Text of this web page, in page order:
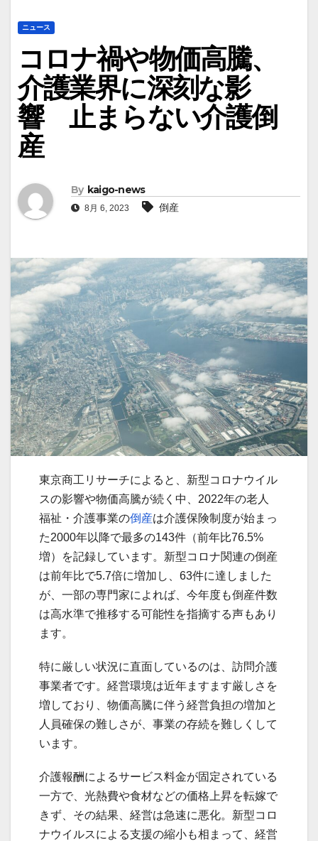
ニュース
コロナ禍や物価高騰、
介護業界に深刻な影
響 止まらない介護倒
産
By kaigo-news
8月 6, 2023 倒産
東京商工リサーチによると、新型コロナウイル
スの影響や物価高騰が続く中、2022年の老人
福祉・介護事業の倒産は介護保険制度が始まっ
た2000年以降で最多の143件（前年比76.5%
増）を記録しています。新型コロナ関連の倒産
は前年比で5.7倍に増加し、63件に達しました
が、一部の専門家によれば、今年度も倒産件数
は高水準で推移する可能性を指摘する声もあり
ます。
特に厳しい状況に直面しているのは、訪問介護
事業者です。経営環境は近年ますます厳しさを
増しており、物価高騰に伴う経営負担の増加と
人員確保の難しさが、事業の存続を難しくして
います。
介護報酬によるサービス料金が固定されている
一方で、光熱費や食材などの価格上昇を転嫁で
きず、その結果、経営は急速に悪化。新型コロ
ナウイルスによる支援の縮小も相まって、経営